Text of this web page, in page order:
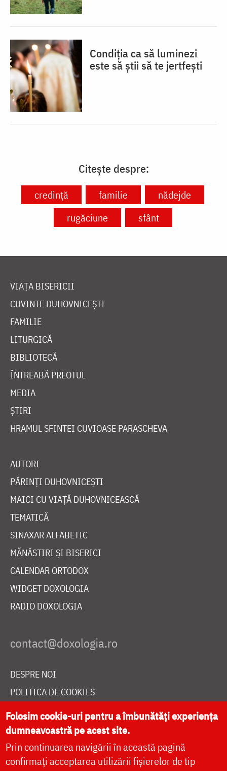
Condiția ca să luminezi
este să știi să te jertfești
Citește despre:
credință familie
nădejde
rugăciune
sfânt
VIAȚA BISERICII
CUVINTE DUHOVNICEȘTI
FAMILIE
LITURGICĂ
BIBLIOTECĂ
ÎNTREABĂ PREOTUL
MEDIA
ȘTIRI
HRAMUL SFINTEI CUVIOASE PARASCHEVA
AUTORI
PĂRINȚI DUHOVNICEȘTI
MAICI CU VIAȚĂ DUHOVNICEASCĂ
TEMATICĂ
SINAXAR ALFABETIC
MĂNĂSTIRI ȘI BISERICI
CALENDAR ORTODOX
WIDGET DOXOLOGIA
RADIO DOXOLOGIA
DESPRE NOI
POLITICA DE COOKIES
DONEAZĂ ONLINE PENTRU CATEDRALA NAȚIONALĂ
LIVE
Folosim cookie-uri pentru a îmbunătăți experiența
dumneavoastră pe acest site.
Prin continuarea navigării în această pagină
confirmați acceptarea utilizării fișierelor de tip